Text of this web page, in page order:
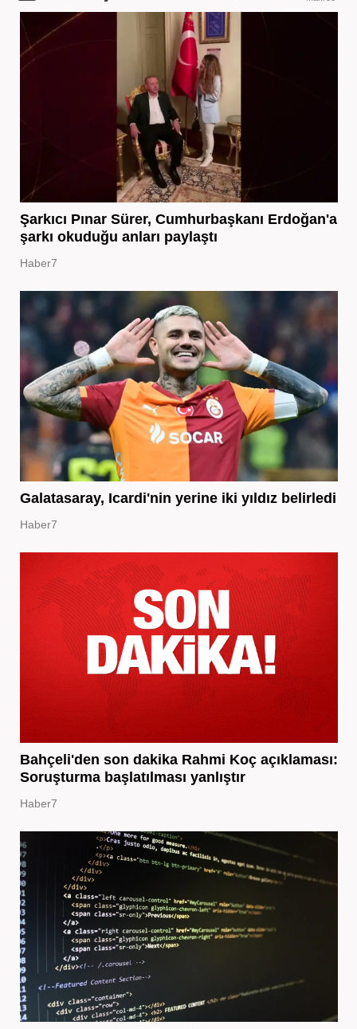
Şarkıcı Pınar Sürer, Cumhurbaşkanı Erdoğan'a
şarkı okuduğu anları paylaştı
Haber7
Galatasaray, Icardi'nin yerine iki yıldız belirledi
Haber7
Bahçeli'den son dakika Rahmi Koç açıklaması:
Soruşturma başlatılması yanlıştır
Haber7